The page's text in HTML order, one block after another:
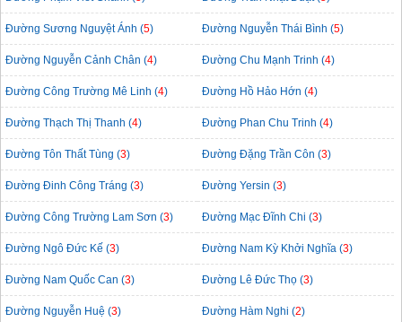
Đường Sương Nguyệt Ánh (5) Đường Nguyễn Thái Bình (5)
Đường Nguyễn Cảnh Chân (4) Đường Chu Mạnh Trinh (4)
Đường Công Trường Mê Linh (4) Đường Hồ Hảo Hớn (4)
Đường Thạch Thị Thanh (4) Đường Phan Chu Trinh (4)
Đường Tôn Thất Tùng (3) Đường Đặng Trần Côn (3)
Đường Đinh Công Tráng (3) Đường Yersin (3)
Đường Công Trường Lam Sơn (3) Đường Mạc Đĩnh Chi (3)
Đường Ngô Đức Kế (3) Đường Nam Kỳ Khởi Nghĩa (3)
Đường Nam Quốc Can (3) Đường Lê Đức Thọ (3)
Đường Nguyễn Huệ (3) Đường Hàm Nghi (2)